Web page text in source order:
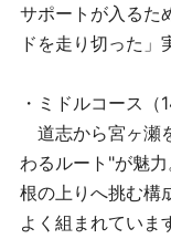
サポートが入るた
ドを走り切った」
・ミドルコース
道志から宮ヶ瀬
わるルート"が魅
根の上りへ挑む構
よく組まれていま